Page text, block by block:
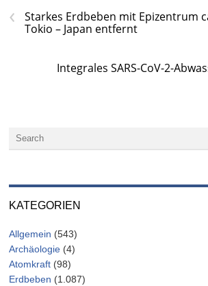
‹
Starkes Erdbeben mit Epizentrum
Tokio – Japan entfernt
Integrales SARS-CoV-2-
KATEGORIEN
Allgemein (543)
Archäologie (4)
Atomkraft (98)
Erdbeben (1.087)